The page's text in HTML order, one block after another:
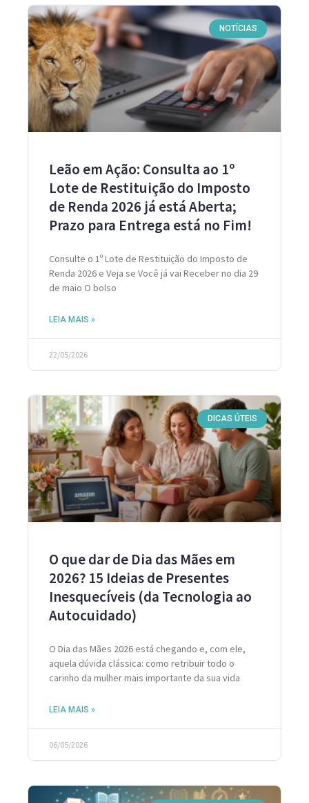
NOTÍCIAS
Leão em Ação: Consulta ao 1º
Lote de Restituição do Imposto
de Renda 2026 já está Aberta;
Prazo para Entrega está no Fim!
Consulte o 1º Lote de Restituição do Imposto de
Renda 2026 e Veja se Você já vai Receber no dia 29
de maio O bolso
LEIA MAIS »
22/05/2026
DICAS ÚTEIS
O que dar de Dia das Mães em
2026? 15 Ideias de Presentes
Inesquecíveis (da Tecnologia ao
Autocuidado)
O Dia das Mães 2026 está chegando e, com ele,
aquela dúvida clássica: como retribuir todo o
carinho da mulher mais importante da sua vida
LEIA MAIS »
06/05/2026